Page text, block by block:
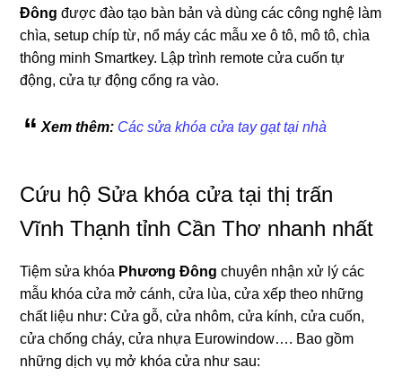
Đông được đào tạo bàn bản và dùng các công nghệ làm
chìa, setup chíp từ, nổ máy các mẫu xe ô tô, mô tô, chìa
thông minh Smartkey. Lập trình remote cửa cuốn tự
động, cửa tự động cổng ra vào.
Xem thêm: Các sửa khóa cửa tay gạt tại nhà
Cứu hộ Sửa khóa cửa tại thị trấn
Vĩnh Thạnh tỉnh Cần Thơ nhanh nhất
Tiệm sửa khóa Phương Đông chuyên nhận xử lý các
mẫu khóa cửa mở cánh, cửa lùa, cửa xếp theo những
chất liệu như: Cửa gỗ, cửa nhôm, cửa kính, cửa cuốn,
cửa chống cháy, cửa nhựa Eurowindow…. Bao gồm
những dịch vụ mở khóa cửa như sau: